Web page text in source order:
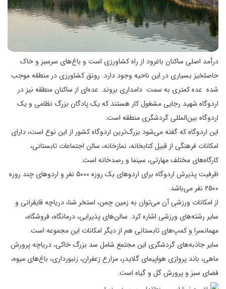
درآمد اصلی ساکنان باغرود از راه کشاورزی است و باغ‌های سرسبز و خاک
حاصلخیز بسیاری در این ناحیه وجود دارد. رونق کشاورزی در منطقه موجب
شده عده کمتری به سمت دامداری بروند. عده‌ای از ساکنان منطقه نیز در
اردوگاه شهید رجایی مشغول کار هستند که یک پادگان بزرگ نظامی و یک
اردوگاه بین‌المللی گردشگری منطقه است.
این اردوگاه که گفته می‌شود بزرگ‌ترین اردوگاه کشور از این نوع است، دارای
امکانات فرهنگی از قبیل کتابخانه، نمازخانه، سالن اجتماعات تابستانی،
کارگاه‌های مختلف مهارتی، سینما و رصدخانه است.
ظرفیت پذیرش اردوگاه برای اردوهای یک روزه ۵۰۰۰ نفر و اردوهای چند روزه
۲۵۰۰ نفر می‌باشد.
از امکانات ورزشی آن می‌توان به زمین چمن، استخر شنا، دریاچه قایقرانی و
سایر رشته‌های ورزشی اشاره کرد. سالن‌های پذیرایی، درمانگاه، فروشگاه،
مهمانسرا و کمپ‌های تابستانی هم از دیگر امکانات این مجموعه است.
سایر جاذبه‌های گردشگری این مجتمع شامل سد بزرگ خاکی، دریاچه پرورش
ماهی، باند پروازی هواپیمای گلایدر، مزارع زعفران، زنبورداری، باغ‌های میوه،
فضای سبز و پرورش گل و گیاه است.